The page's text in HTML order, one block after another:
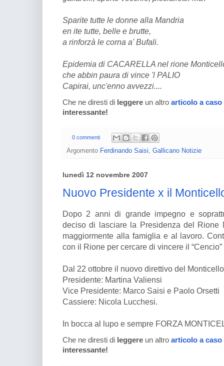
Sparite tutte le donne alla Mandria
en ite tutte, belle e brutte,
a rinforzà le corna a' Bufali.
Epidemia di CACARELLA nel rione
che abbin paura di vince 'l PALIO
Capirai, unc'enno avvezzi....
Che ne diresti di leggere un altro articolo a caso
interessante!
0 commenti
Argomento Ferdinando Saisi Gallicano Notizie
lunedì 12 novembre 2007
Nuovo Presidente x il
Dopo 2 anni di grande impegno e
deciso di lasciare la Presidenza del Rione
maggiormente alla famiglia e al lavoro.
con il Rione per cercare di vincere il
Dal 22 ottobre il nuovo direttivo del
Presidente: Martina Valiensi
Vice Presidente: Marco Saisi e Paolo Orsetti
Cassiere: Nicola Lucchesi.
In bocca al lupo e sempre FORZA
Che ne diresti di leggere un altro articolo a caso
interessante!